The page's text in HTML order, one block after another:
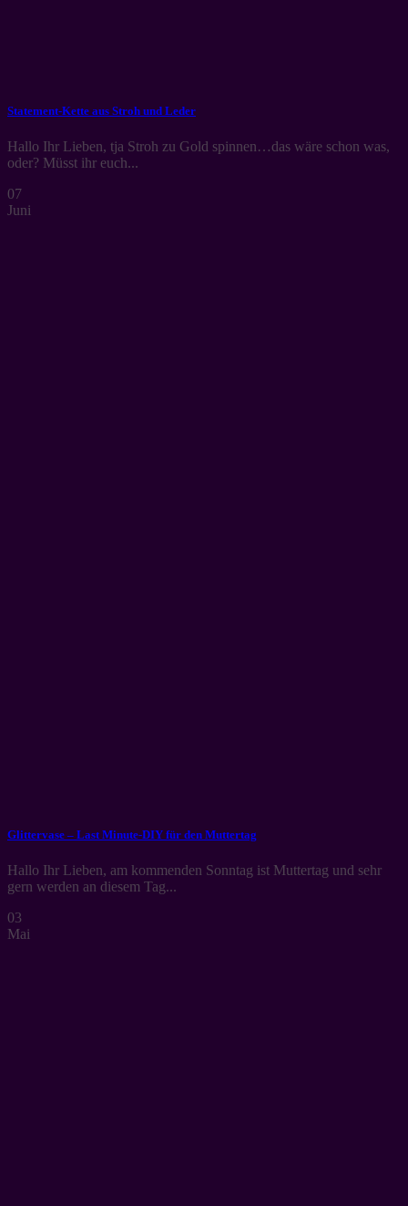
Statement-Kette aus Stroh und Leder
Hallo Ihr Lieben, tja Stroh zu Gold spinnen…das wäre schon was,
oder? Müsst ihr euch...
07
Juni
Glittervase – Last Minute-DIY für den Muttertag
Hallo Ihr Lieben, am kommenden Sonntag ist Muttertag und sehr
gern werden an diesem Tag...
03
Mai